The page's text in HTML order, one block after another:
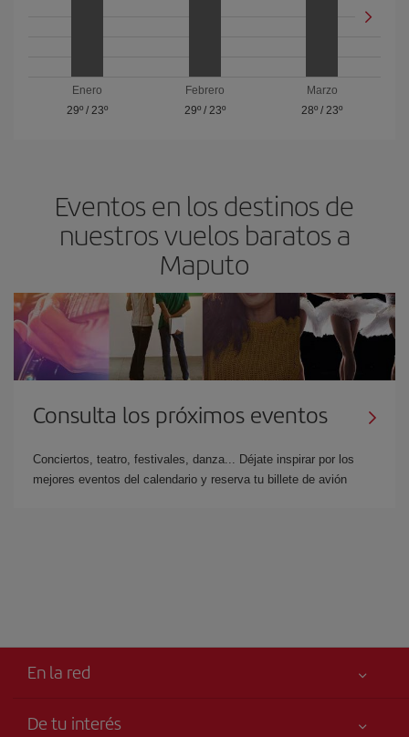
Enero
29º/ 23º
Febrero
29º/ 23º
Marzo
28º /23º
Eventos en los destinos de
nuestros vuelos baratos a
Maputo
Consulta los próximos eventos
Conciertos, teatro, festivales, danza... Déjate inspirar por los
mejores eventos del calendario y reserva tu billete de avión
En la red
De tu interés